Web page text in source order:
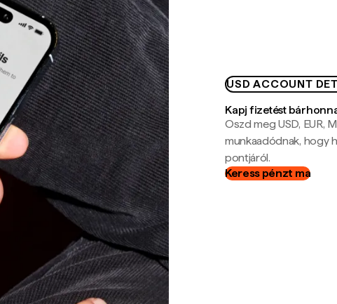
USD ACCOUNT
Kapj fizetést
Oszd meg USD, EUR,
munkaadódnak, hogy
pontjáról.
Keress pénzt ma